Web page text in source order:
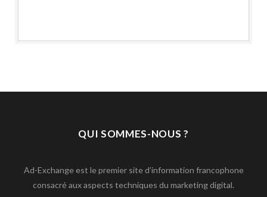
QUI SOMMES-NOUS ?
Ad-Exchange est le premier site d’information francophone
consacré aux aspects techniques du marketing digital.